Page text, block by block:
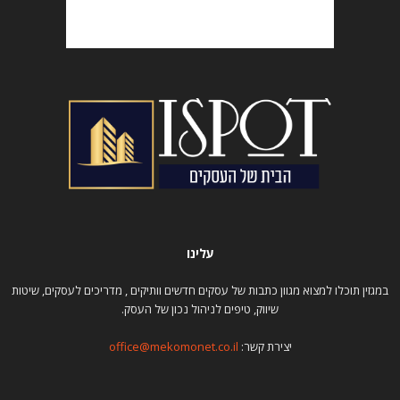
עלינו
במגזין תוכלו למצוא מגוון כתבות של עסקים חדשים וותיקים , מדריכים לעסקים, שיטות
שיווק, טיפים לניהול נכון של העסק.
יצירת קשר: office@mekomonet.co.il